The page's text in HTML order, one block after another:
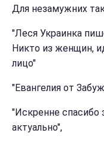
Для незамужних
"Леся Украинка
Никто из женщин,
лицо"
"Евангелия от
"Искренне спасибо
актуально",